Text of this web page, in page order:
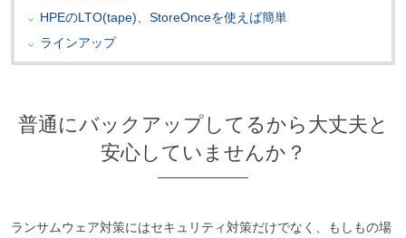
HPEのLTO(tape)、StoreOnceを使えば簡単
ラインアップ
普通にバックアップしてるから大丈夫と
安心していませんか？
ランサムウェア対策にはセキュリティ対策だけでなく、もしもの場